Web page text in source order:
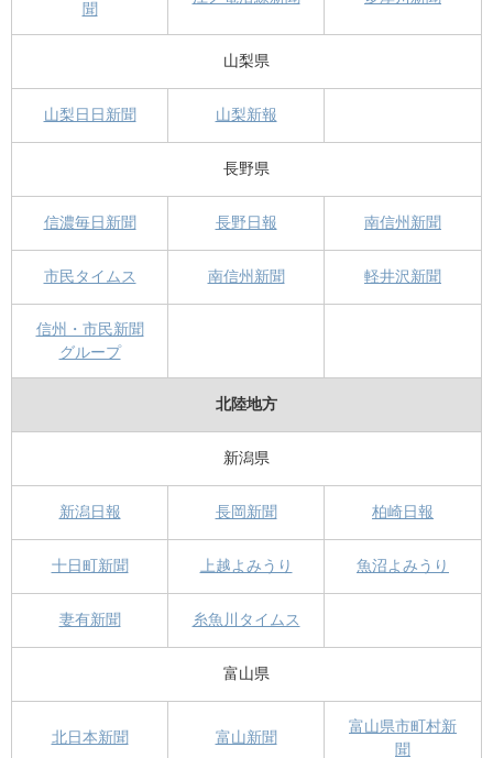
聞
山梨県
山梨日日新聞 山梨新報
長野県
信濃毎日新聞 長野日報 南信州新聞
市民タイムス 南信州新聞 軽井沢新聞
信州・市民新聞
グループ
北陸地方
新潟県
新潟日報 長岡新聞 柏崎日報
十日町新聞 上越よみうり 魚沼よみうり
妻有新聞 糸魚川タイムス
富山県
北日本新聞 富山新聞
富山県市町村新
聞